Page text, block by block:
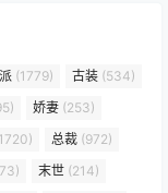
(1779) 古装 (534)
娇妻 (253)
总裁 (972)
末世 (214)